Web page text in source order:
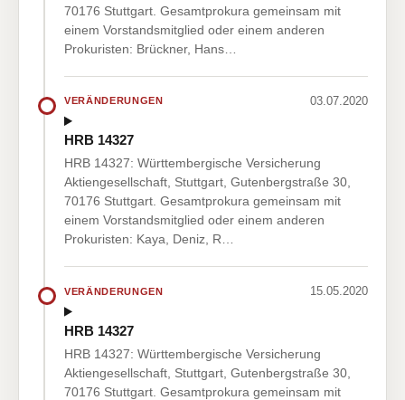
70176 Stuttgart. Gesamtprokura gemeinsam mit
einem Vorstandsmitglied oder einem anderen
Prokuristen: Brückner, Hans…
VERÄNDERUNGEN 03.07.2020
HRB 14327
HRB 14327: Württembergische Versicherung
Aktiengesellschaft, Stuttgart, Gutenbergstraße 30,
70176 Stuttgart. Gesamtprokura gemeinsam mit
einem Vorstandsmitglied oder einem anderen
Prokuristen: Kaya, Deniz, R…
VERÄNDERUNGEN 15.05.2020
HRB 14327
HRB 14327: Württembergische Versicherung
Aktiengesellschaft, Stuttgart, Gutenbergstraße 30,
70176 Stuttgart. Gesamtprokura gemeinsam mit